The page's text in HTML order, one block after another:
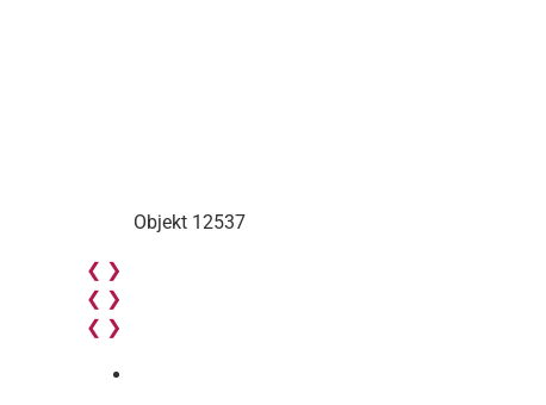
Objekt 12537
❮ ❯
❮ ❯
❮ ❯